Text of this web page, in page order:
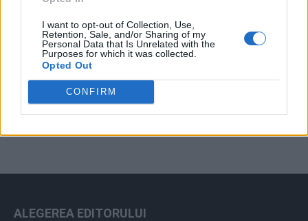
I want to opt-out of Collection, Use,
Retention, Sale, and/or Sharing of my
Personal Data that Is Unrelated with the
Purposes for which it was collected.
Opted Out
CONFIRM ad
ALEGEREA EDITORULUI